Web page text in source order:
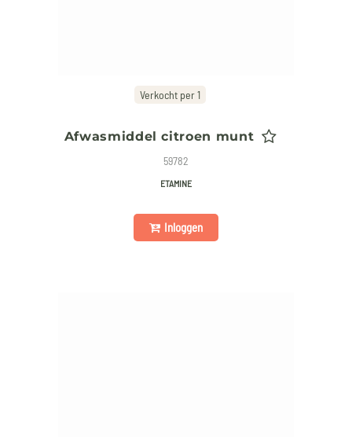
Verkocht per 1
Afwasmiddel citroen munt
59782
ETAMINE
Inloggen